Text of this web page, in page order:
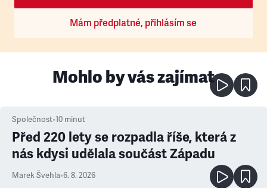
Mám předplatné, přihlásím se
Mohlo by vás zajímat
Společnost•10 minut
Před 220 lety se rozpadla říše, která z
nás kdysi udělala součást Západu
Marek Švehla•6. 8. 2026